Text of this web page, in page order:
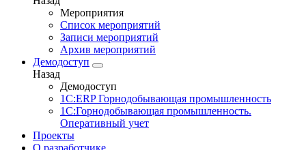
Мероприятия
Список мероприятий
Записи мероприятий
Архив мероприятий
Демодоступ
Назад
Демодоступ
1С:ERP Горнодобывающая промышленность
1С:Горнодобывающая промышленность.
Оперативный учет
Проекты
О разработчике